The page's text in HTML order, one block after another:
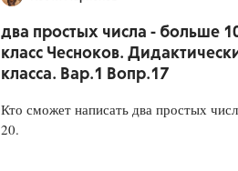
два простых числа - больше
класс Чесноков.
класса. Вар.1 Вопр.17
Кто сможет написать два простых
20.